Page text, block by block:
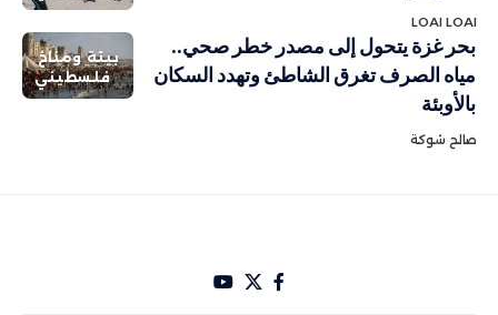
LOAI LOAI
بيئة ومناخ
فلسطيني
بحر غزة يتحول إلى مصدر خطر صحي..
مياه الصرف تغرق الشاطئ وتهدد السكان
بالأوبئة
صالح شوكة